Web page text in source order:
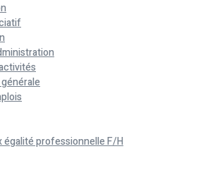
égalité professionnelle F/H